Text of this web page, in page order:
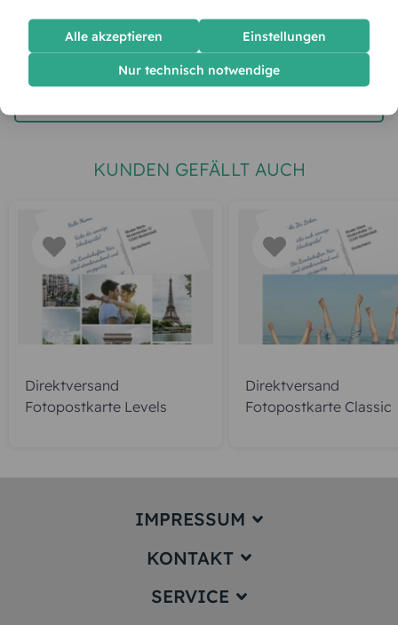
jetzt gestalten
KUNDEN GEFÄLLT AUCH
Direktversand
Fotopostkarte Levels
Direktversand
Fotopostkarte Classic
IMPRESSUM
Impressum
KONTAKT
service@karten-paradies.de
SERVICE
Alle akzeptieren Einstellungen
Nur technisch notwendige